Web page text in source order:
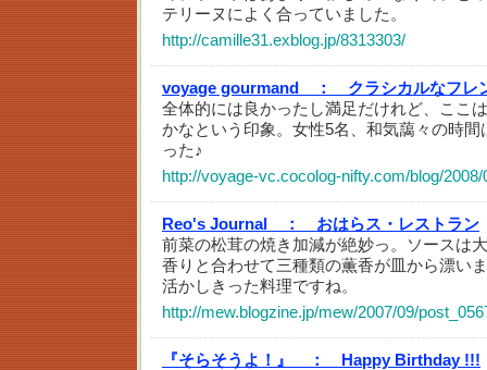
テリーヌによく合っていました。
http://camille31.exblog.jp/8313303/
voyage gourmand ：
クラシカルなフレ
全体的には良かったし満足だけれど、ここ
かなという印象。女性5名、和気藹々の時
った♪
http://voyage-vc.cocolog-nifty.com/blog/
Reo's Journal ：
おはらス・レストラン
前菜の松茸の焼き加減が絶妙っ。ソースは
香りと合わせて三種類の薫香が皿から漂い
活かしきった料理ですね。
http://mew.blogzine.jp/mew/2007/09/
『そらそうよ！』 ：
Happy Birthday !!!